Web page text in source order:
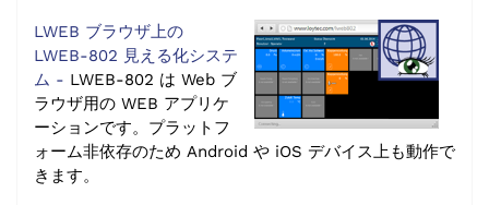
LWEB ブラウザ上の
LWEB-802 見える化システ
ム - LWEB-802 は Web ブ
ラウザ用の WEB アプリケ
ーションです。プラットフ
ォーム非依存のため Android や iOS デバイス上も動作で
きます。